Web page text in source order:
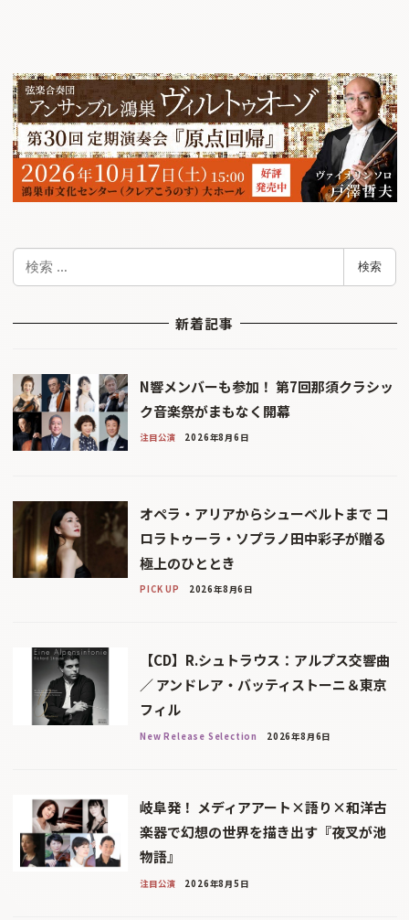
検
検索
新着記事
N響メンバーも参加！ 第7回那須クラシッ
ク音楽祭がまもなく開幕
注目公演 2026年8月6日
オペラ・アリアからシューベルトまで コ
ロラトゥーラ・ソプラノ田中彩子が贈る
極上のひととき
PICK UP 2026年8月6日
【CD】R.シュトラウス：アルプス交響曲
／ アンドレア・バッティストーニ＆東京
フィル
New Release Selection 2026年8月6日
岐阜発！ メディアアート×語り×和洋古
楽器で幻想の世界を描き出す『夜叉が池
物語』
注目公演 2026年8月5日